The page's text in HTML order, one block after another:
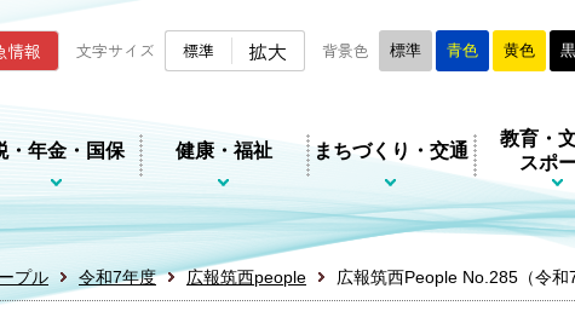
ムページ
情報 文字サイズ 標準 拡大 背景色 標準 青色 黄色
・年金・国保 健康・福祉 まちづくり・交通
教育・
スポ
プル 令和7年度 広報筑西people 広報筑西People No.285（令